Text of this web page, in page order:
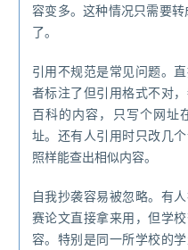
容变多。这种情况只需要
了。
引用不规范是常见问题。
者标注了但引用格式不对
百科的内容，只写个网址
址。还有人引用时只改几
照样能查出相似内容。
自我抄袭容易被忽略。有
赛论文直接拿来用，但学
容。特别是同一所学校的